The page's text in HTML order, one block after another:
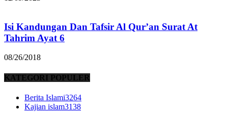
Isi Kandungan Dan Tafsir Al Qur’an Surat At
Tahrim Ayat 6
08/26/2018
KATEGORI POPULER
Berita Islami3264
Kajian islam3138